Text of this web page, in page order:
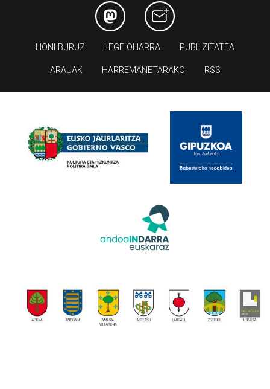
HONI BURUZ LEGE OHARRA PUBLIZITATEA
ARAUAK HARREMANETARAKO RSS